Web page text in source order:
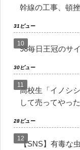
幹線の工事、頓
31ビュー
98毎日王冠のサ
30ビュー
高校生「イノシ
して売ってやっ
28ビュー
【SNS】有毒な